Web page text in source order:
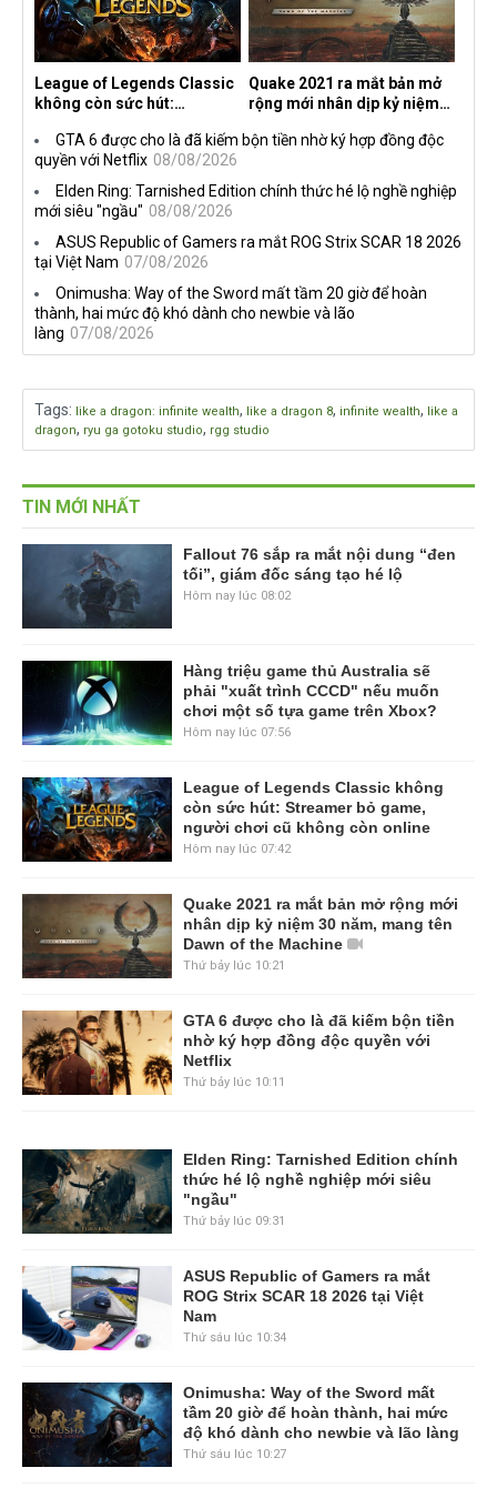
League of Legends Classic
không còn sức hút:
chơi cũ không còn online
Quake 2021 ra mắt bản mở
rộng mới nhân dịp kỷ niệm
the Machine
GTA 6 được cho là đã kiếm bộn tiền nhờ ký hợp đồng độc
quyền với Netflix 08/08/2026
Elden Ring: Tarnished Edition chính thức hé lộ nghề nghiệp
mới siêu "ngầu" 08/08/2026
ASUS Republic of Gamers ra mắt ROG Strix SCAR 18 2026
tại Việt Nam 07/08/2026
Onimusha: Way of the Sword mất tầm 20 giờ để hoàn
thành, hai mức độ khó dành cho newbie và lão
làng 07/08/2026
Tags: like a dragon: infinite wealth, like a dragon 8, infinite wealth, like a
dragon, ryu ga gotoku studio, rgg studio
TIN MỚI NHẤT
Fallout 76 sắp ra mắt nội dung “đen
tối”, giám đốc sáng tạo hé lộ
Hôm nay lúc 08:02
Hàng triệu game thủ Australia sẽ
phải "xuất trình CCCD" nếu muốn
chơi một số tựa game trên Xbox?
Hôm nay lúc 07:56
League of Legends Classic không
còn sức hút: Streamer bỏ game,
người chơi cũ không còn online
Hôm nay lúc 07:42
Quake 2021 ra mắt bản mở rộng mới
nhân dịp kỷ niệm 30 năm, mang tên
Dawn of the Machine
Thứ bảy lúc 10:21
GTA 6 được cho là đã kiếm bộn tiền
nhờ ký hợp đồng độc quyền với
Netflix
Thứ bảy lúc 10:11
Elden Ring: Tarnished Edition chính
thức hé lộ nghề nghiệp mới siêu
"ngầu"
Thứ bảy lúc 09:31
ASUS Republic of Gamers ra mắt
ROG Strix SCAR 18 2026 tại Việt
Nam
Thứ sáu lúc 10:34
Onimusha: Way of the Sword mất
tầm 20 giờ để hoàn thành, hai mức
độ khó dành cho newbie và lão làng
Thứ sáu lúc 10:27